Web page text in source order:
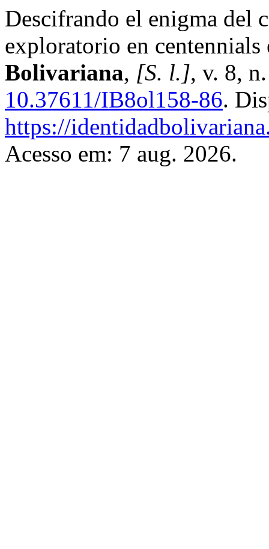
Descifrando el enigma del
exploratorio en
Bolivariana, [S. l.], v. 8,
10.37611/IB8ol158-86.
https://
Acesso em: 7 aug. 2026.